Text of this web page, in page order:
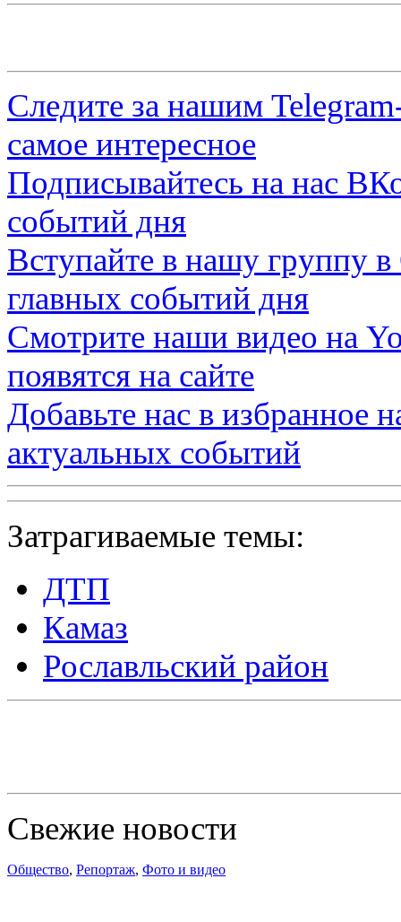
Следите за нашим
самое интересное
Подписывайтесь на нас
событий дня
Вступайте в нашу группу в
главных событий дня
Смотрите наши видео на
появятся на сайте
Добавьте нас в избранное
актуальных событий
Затрагиваемые темы:
ДТП
Камаз
Рославльский район
Свежие новости
Общество, Репортаж, Фото и видео